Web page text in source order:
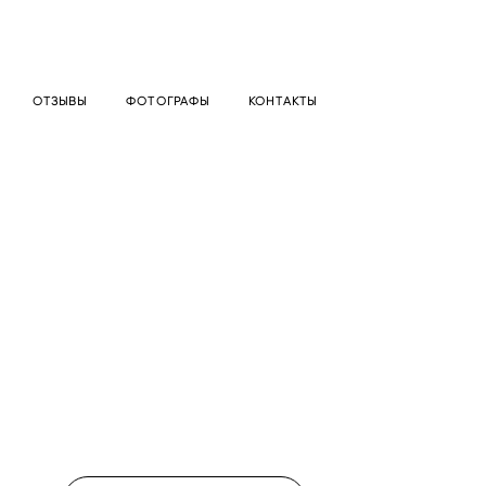
ОТЗЫВЫ ФОТОГРАФЫ КОНТАКТЫ